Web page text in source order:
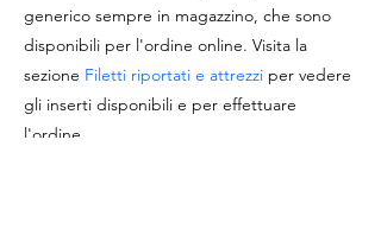
generico sempre in magazzino, che sono
disponibili per l'ordine online. Visita la
sezione Filetti riportati e attrezzi per vedere
gli inserti disponibili e per effettuare
l'ordine